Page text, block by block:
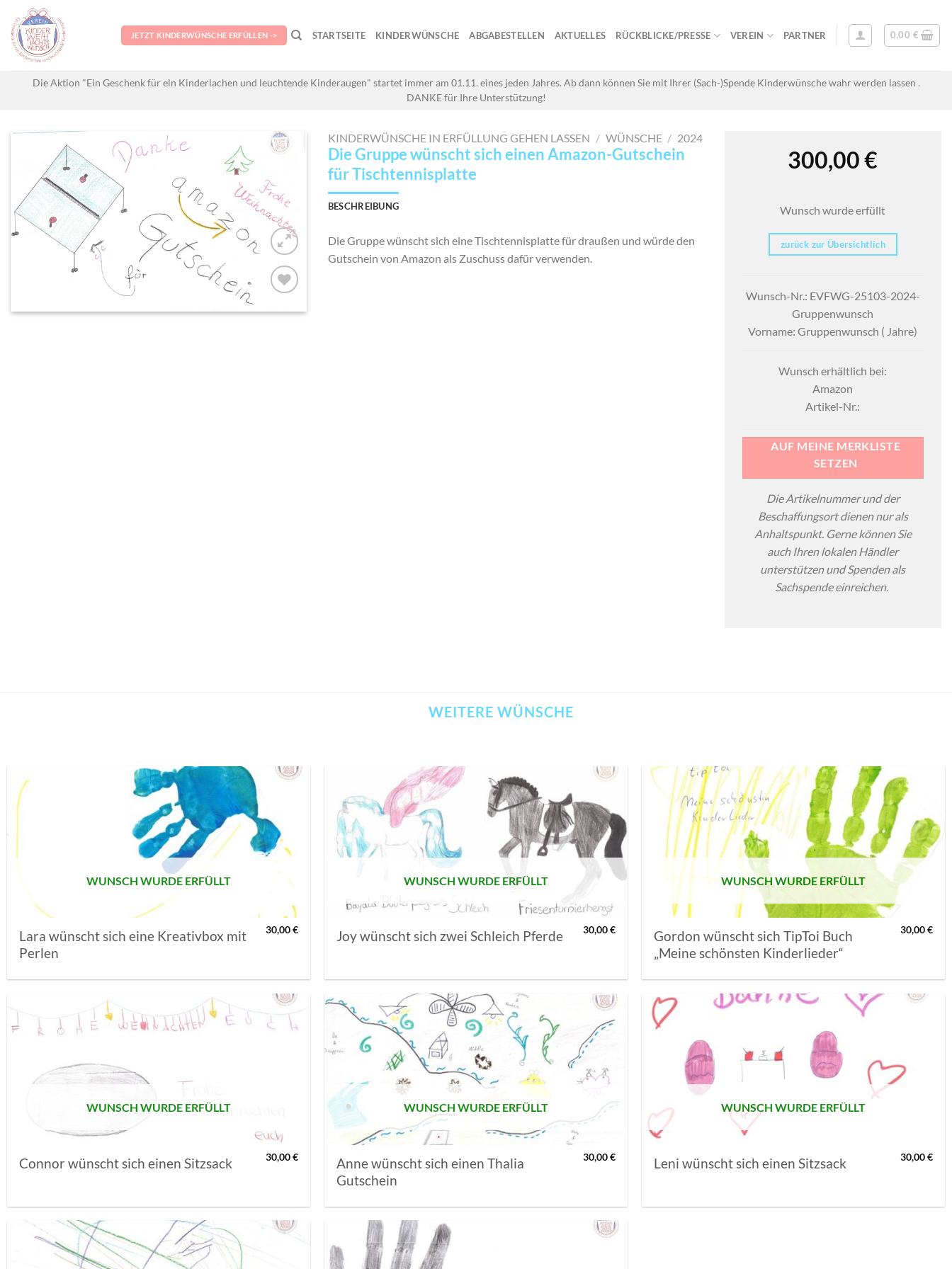
content
JETZT KINDERWÜNSCHE ERFÜLLEN -> STARTSEITE KINDERWÜNSCHE ABGABESTELLEN AKTUELLES RÜCKBLICKE/PRESSE VEREIN PARTNER 0,00 €
Die Aktion "Ein Geschenk für ein Kinderlachen und leuchtende Kinderaugen" startet immer am 01.11. eines jeden Jahres. Ab dann können Sie mit Ihrer (Sach-)Spende Kinderwünsche wahr werden lassen .
DANKE für Ihre Unterstützung!
AUF MEINE
KINDERWÜNSCHE IN ERFÜLLUNG GEHEN LASSEN / WÜNSCHE / 2024
Die Gruppe wünscht sich einen Amazon-Gutschein
für Tischtennisplatte
BESCHREIBUNG
Die Gruppe wünscht sich eine Tischtennisplatte für draußen und würde den
Gutschein von Amazon als Zuschuss dafür verwenden.
300,00€
Wunsch wurde erfüllt
zurück zur Übersichtlich
Wunsch-Nr.: EVFWG-25103-2024-
Gruppenwunsch
Vorname: Gruppenwunsch ( Jahre)
Wunsch erhältlich bei:
Amazon
Artikel-Nr.:
AUF MEINE MERKLISTE
SETZEN
Die Artikelnummer und der
Beschaffungsort dienen nur als
Anhaltspunkt. Gerne können Sie
auch Ihren lokalen Händler
unterstützen und Spenden als
Sachspende einreichen.
WEITERE WÜNSCHE
AUF MEINE
MERKLISTE
SETZEN
WUNSCH WURDE ERFÜLLT
Lara wünscht sich eine Kreativbox mit
Perlen
30,00€
AUF MEINE
MERKLISTE
SETZEN
WUNSCH WURDE ERFÜLLT
Joy wünscht sich zwei Schleich Pferde 30,00€
AUF MEINE
MERKLISTE
SETZEN
WUNSCH WURDE ERFÜLLT
Gordon wünscht sich TipToi Buch
„Meine schönsten Kinderlieder“
30,00€
WUNSCH WURDE ERFÜLLT
Connor wünscht sich einen Sitzsack 30,00€
AUF MEINE
MERKLISTE
SETZEN
WUNSCH WURDE ERFÜLLT
Anne wünscht sich einen Thalia
Gutschein
30,00€
SETZEN
WUNSCH WURDE ERFÜLLT
Leni wünscht sich einen Sitzsack 30,00€
AUF MEINE